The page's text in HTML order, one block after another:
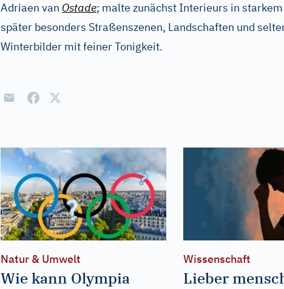
Adriaen van Ostade; malte zunächst Interieurs in
später besonders Straßenszenen, Landschaften und
Winterbilder mit feiner Tonigkeit.
Natur & Umwelt
Wie kann Olympia
Wissenschaft
Lieber